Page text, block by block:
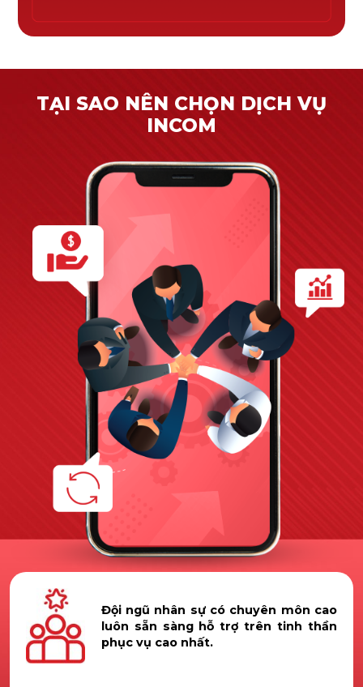
TẠI SAO NÊN CHỌN DỊCH VỤ
INCOM
Đội ngũ nhân sự có chuyên môn cao
luôn sẵn sàng hỗ trợ trên tinh thần
phục vụ cao nhất.